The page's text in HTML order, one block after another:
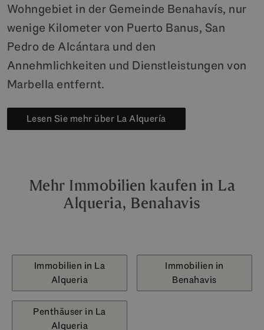
Wohngebiet in der Gemeinde Benahavís, nur
wenige Kilometer von Puerto Banus, San
Pedro de Alcántara und den
Annehmlichkeiten und Dienstleistungen von
Marbella entfernt.
Lesen Sie mehr über La Alquería
Mehr Immobilien kaufen in La
Alqueria, Benahavis
Immobilien in La
Alqueria
Immobilien in
Benahavis
Penthäuser in La
Alqueria